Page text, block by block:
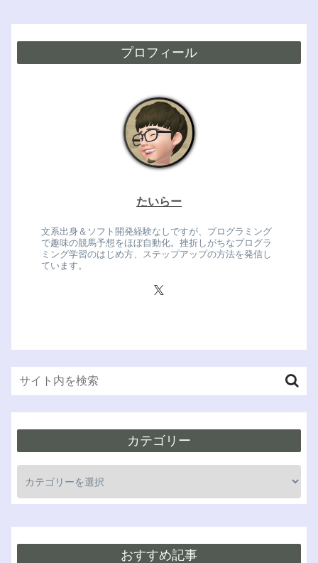
プロフィール
たいらー
文系出身＆ソフト開発経験なしですが、プログラミング
で趣味の競馬予想をほぼ自動化。挫折しがちなプログラ
ミング学習のはじめ方、ステップアップの方法を発信し
ています。
カテゴリー
おすすめ記事